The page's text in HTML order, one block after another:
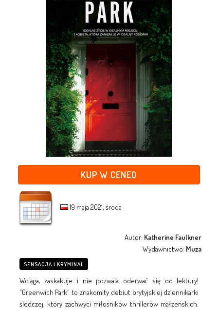
KUP W CENEO
19 maja 2021, środa
Autor: Katherine Faulkner
Wydawnictwo: Muza
SENSACJA I KRYMINAŁ
Wciąga, zaskakuje i nie pozwala oderwać się od lektury!
"Greenwich Park" to znakomity debiut brytyjskiej dziennikarki
śledczej, który zachwyci miłośników thrillerów małżeńskich.